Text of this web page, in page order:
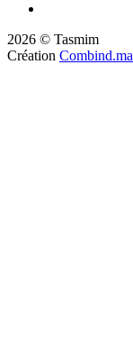
2026 © Tasmim
Création Combind.ma